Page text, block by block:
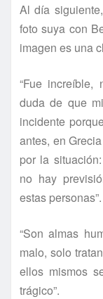
Al dí­a
foto suya con
imagen es una
“Fue increí­ble,
duda de que
incidente
antes, en
por la
no hay
estas personas”.
“Son almas
malo, solo
ellos mismos
trágico”.